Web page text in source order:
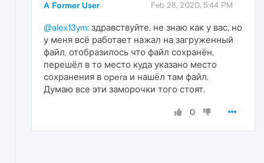
A Former User Feb 28, 2020, 5:44 PM
@alex13ym: здравствуйте, не знаю как у вас, но
у меня всё работает нажал на загруженный
файл, отобразилось что файл сохранён,
перешёл в то место куда указано место
сохранения в opera и нашёл там файл.
Думаю все эти заморочки того стоят.
0